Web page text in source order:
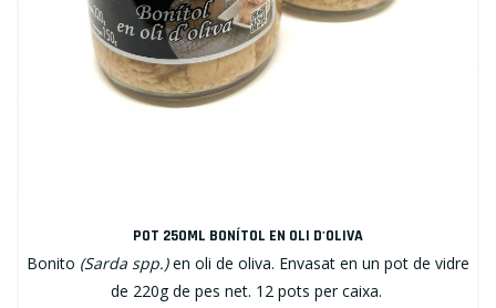
POT 250ML BONÍTOL EN OLI D'OLIVA
Bonito (Sarda spp.)en oli de oliva. Envasat en un pot de vidre
de 220g de pes net. 12 pots per caixa.